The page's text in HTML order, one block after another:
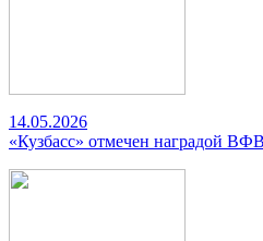
14.05.2026
«Кузбасс» отмечен наградой